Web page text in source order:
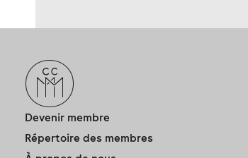
Devenir membre
Répertoire des membres